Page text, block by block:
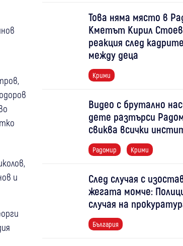
и
Това няма място в
Кметът Кирил
реакция след
между деца
Крими
Видео с брутално
дете разтърси
свиква всички
Радомир Крими
След случая с
жегата момче:
случая на
България